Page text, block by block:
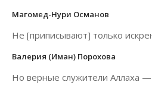
Магомед-Нури Османов
Не [приписывают] только
Валерия (Иман) Порохова
Но верные служители Аллаха —